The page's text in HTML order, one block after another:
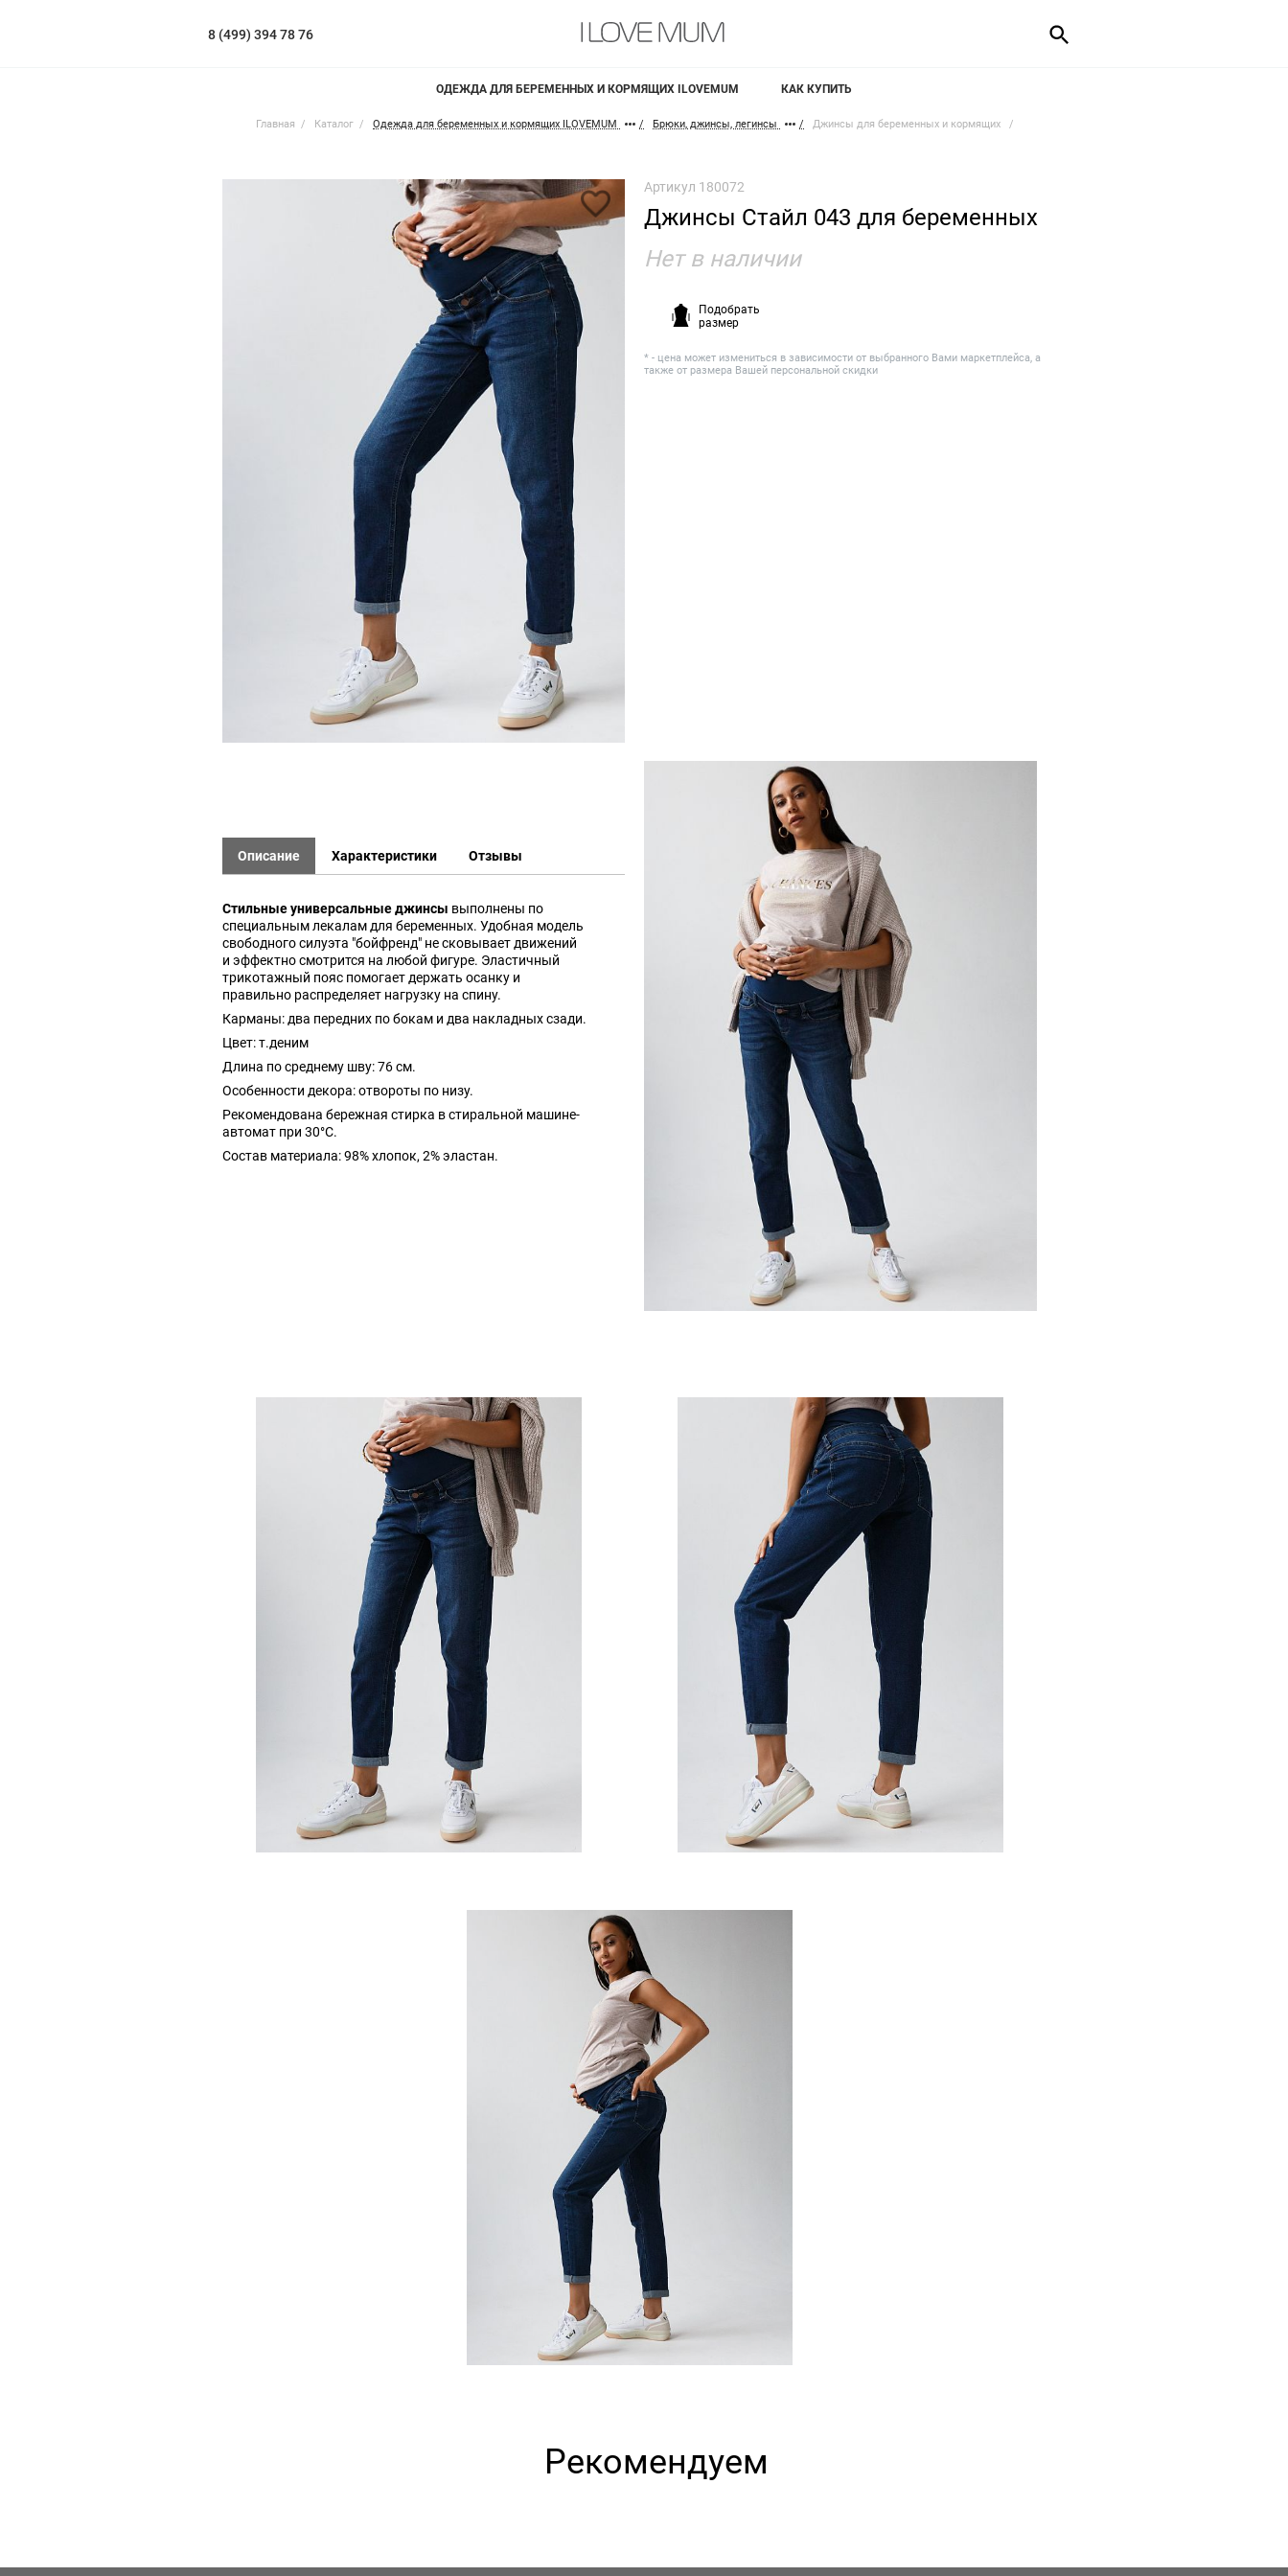
8 (499) 394 78 76
ОДЕЖДА ДЛЯ БЕРЕМЕННЫХ И КОРМЯЩИХ ILOVEMUM КАК КУПИТЬ
Главная Каталог Одежда для беременных и кормящих ILOVEMUM Брюки, джинсы, легинсы Джинсы для беременных и кормящих
Артикул 180072
Джинсы Стайл 043 для беременных
Нет в наличии
Подобрать
размер
* - цена может измениться в зависимости от выбранного Вами маркетплейса, а
также от размера Вашей персональной скидки
Описание Характеристики Отзывы
Стильные универсальные джинсы выполнены по
специальным лекалам для беременных. Удобная модель
свободного силуэта "бойфренд" не сковывает движений
и эффектно смотрится на любой фигуре. Эластичный
трикотажный пояс помогает держать осанку и
правильно распределяет нагрузку на спину.
Карманы: два передних по бокам и два накладных сзади.
Цвет: т.деним
Длина по среднему шву: 76 см.
Особенности декора: отвороты по низу.
Рекомендована бережная стирка в стиральной машине-
автомат при 30°C.
Состав материала: 98% хлопок, 2% эластан.
Рекомендуем